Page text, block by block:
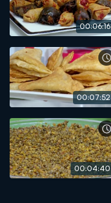
00:06:16
00:07:52
00:04:40